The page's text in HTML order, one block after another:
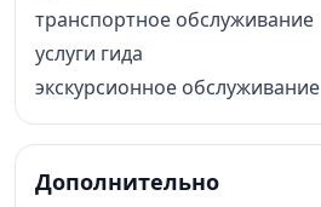
транспортное обслуживание
услуги гида
экскурсионное обслуживание
Дополнительно